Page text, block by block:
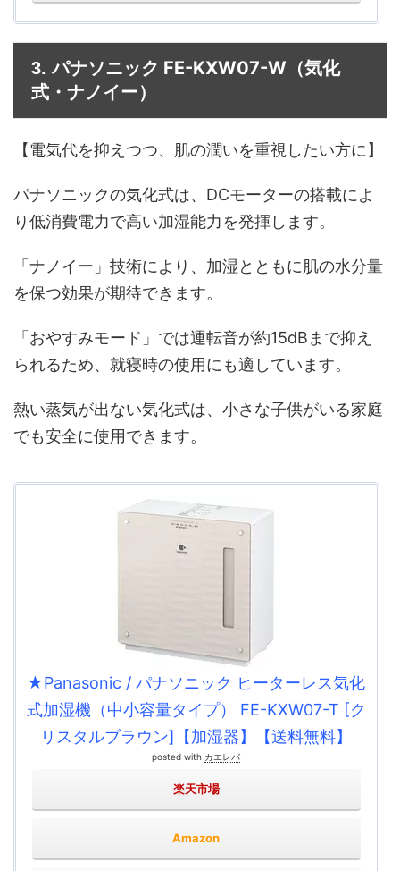
3.パナソニック FE-KXW07-W （気化
式・ナノイー）
【電気代を抑えつつ、肌の潤いを重視したい方に】
パナソニックの気化式は、DCモーターの搭載によ
り低消費電力で高い加湿能力を発揮します。
「ナノイー」技術により、加湿とともに肌の水分量
を保つ効果が期待できます。
「おやすみモード」では運転音が約15dBまで抑え
られるため、就寝時の使用にも適しています。
熱い蒸気が出ない気化式は、小さな子供がいる家庭
でも安全に使用できます。
★Panasonic / パナソニック ヒーターレス気化
式加湿機（中小容量タイプ） FE-KXW07-T [ク
リスタルブラウン]【加湿器】【送料無料】
posted with カエレバ
楽天市場
Amazon